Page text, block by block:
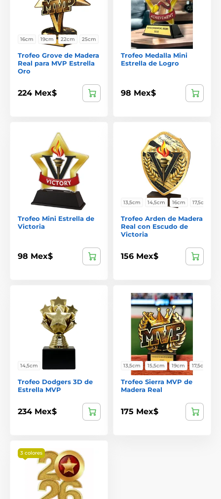
16cm 19cm 22cm 25cm
Trofeo Grove de Madera
Real para MVP Estrella
Oro
224 Mex$
Trofeo Medalla Mini
Estrella de Logro
98 Mex$
Trofeo Mini Estrella de
Victoria
98 Mex$
13,5cm 14,5cm 16cm 17,5cm
Trofeo Arden de Madera
Real con Escudo de
Victoria
156 Mex$
14,5cm
Trofeo Dodgers 3D de
Estrella MVP
234 Mex$
13,5cm 15,5cm 19cm 17,5cm
Trofeo Sierra MVP de
Madera Real
175 Mex$
3 colores